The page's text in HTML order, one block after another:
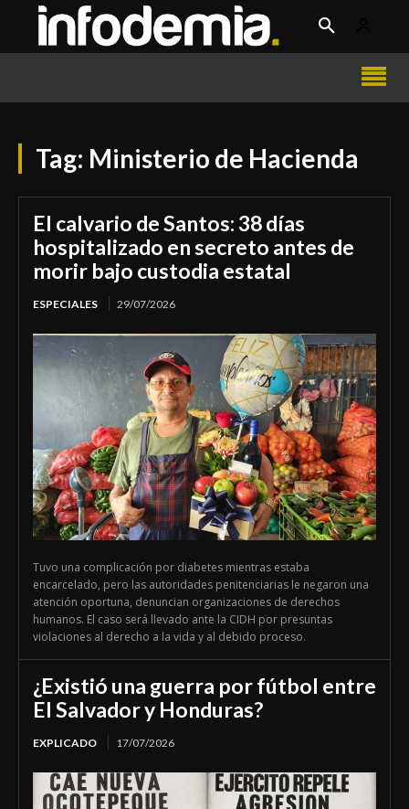
Tag: Ministerio de Hacienda
El calvario de Santos: 38 días
hospitalizado en secreto antes de
morir bajo custodia estatal
ESPECIALES 29/07/2026
Tuvo una complicación por diabetes mientras estaba
encarcelado, pero las autoridades penitenciarias le negaron una
atención oportuna, denuncian organizaciones de derechos
humanos. El caso será llevado ante la CIDH por presuntas
violaciones al derecho a la vida y al debido proceso.
¿Existió una guerra por fútbol entre
El Salvador y Honduras?
EXPLICADO 17/07/2026